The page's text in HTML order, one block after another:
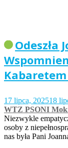
Odeszła
Kabaretem
17 lipca, 202518
WTZ PSONI
Niezwykle
osoby z
nas była Pani